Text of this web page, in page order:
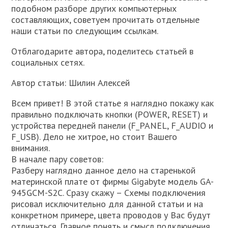
подобном разборе других компьютерных
составляющих, советуем прочитать отдельные
наши статьи по следующим ссылкам.
Отблагодарите автора, поделитесь статьей в
социальных сетях.
Автор статьи: Шилин Алексей
Всем привет! В этой статье я наглядно покажу как
правильно подключать кнопки (POWER, RESET) и
устройства передней панели (F_PANEL, F_AUDIO и
F_USB). Дело не хитрое, но стоит Вашего
внимания.
В начале пару советов:
Разберу наглядно данное дело на старенькой
материнской плате от фирмы Gigabyte модель GA-
945GCM-S2C. Сразу скажу – Схемы подключения
рисовал исключительно для данной статьи и на
конкретном примере, цвета проводов у Вас будут